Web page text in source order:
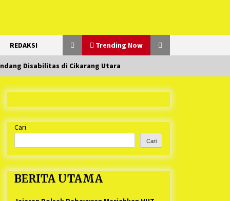
REDAKSI Trending Now
Tak Dapat Fasilitas yang Sesuai,
Para Peserta Retret Aparatur Desa
Sebelum Waktunya
1 tahun ago
Indonesia Gilang Bayu Nugraha,
S.H, Ucapkan Terimakasih Atas
Support Camat Kedungwaringin
Memberikan Logistik Ke Posko
1 tahun ago
Disabilitas di Cikarang Utara
Cari
Cari
BERITA UTAMA